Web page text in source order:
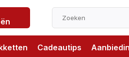
Cadeautips